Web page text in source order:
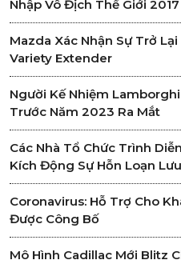
Nhập Vô Địch Thế Giới
Mazda Xác Nhận Sự Trở
Variety Extender
Người Kế Nhiệm
Trước Năm 2023 Ra Mắt
Các Nhà Tổ Chức Trình
Kích Động Sự Hỗn Loạn
Coronavirus: Hỗ Trợ Cho
Được Công Bố
Mô Hình Cadillac Mới Blitz